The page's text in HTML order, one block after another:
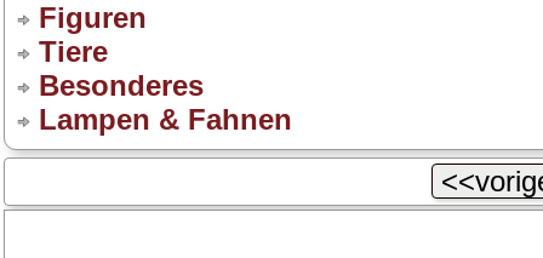
Figuren
Tiere
Besonderes
Lampen & Fahnen